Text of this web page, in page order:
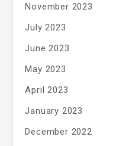
November 2023
July 2023
June 2023
May 2023
April 2023
January 2023
December 2022